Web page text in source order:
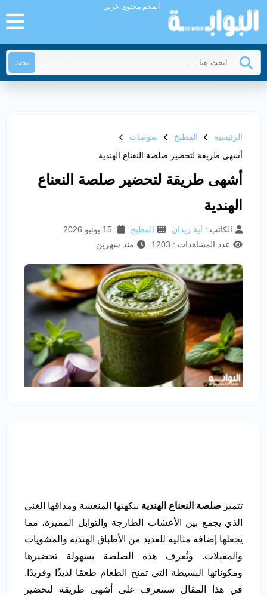
أضخم محتوى عربي
بحث
الرئيسية المطبخ
صوصات
أشهى طريقة لتحضير صلصة النعناع الهندية
أشهى طريقة لتحضير صلصة النعناع
الهندية
الكاتب : آية زيدان المطبخ
عدد المشاهدات : 1203
منذ شهرين
تتميز صلصة النعناع الهندية بنكهتها المنعشة ومذاقها الغني
الذي يجمع بين الأعشاب الطازجة والتوابل المميزة، مما
يجعلها إضافة مثالية للعديد من الأطباق الهندية والمشويات
والمقبلات. وتُعرف هذه الصلصة بسهولة تحضيرها
ومكوناتها البسيطة التي تمنح الطعام طعمًا لذيذًا وفريدًا.
في هذا المقال سنتعرف على أشهى طريقة لتحضير